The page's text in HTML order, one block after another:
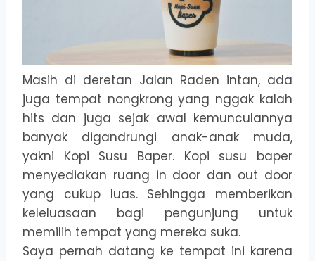
Masih di deretan Jalan Raden intan, ada
juga tempat nongkrong yang nggak kalah
hits dan juga sejak awal kemunculannya
banyak digandrungi anak-anak muda,
yakni Kopi Susu Baper. Kopi susu baper
menyediakan ruang in door dan out door
yang cukup luas. Sehingga memberikan
keleluasaan bagi pengunjung untuk
memilih tempat yang mereka suka.
Saya pernah datang ke tempat ini karena